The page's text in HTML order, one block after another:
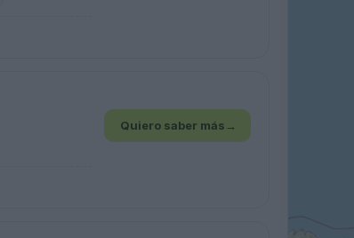
Quiero saber más →